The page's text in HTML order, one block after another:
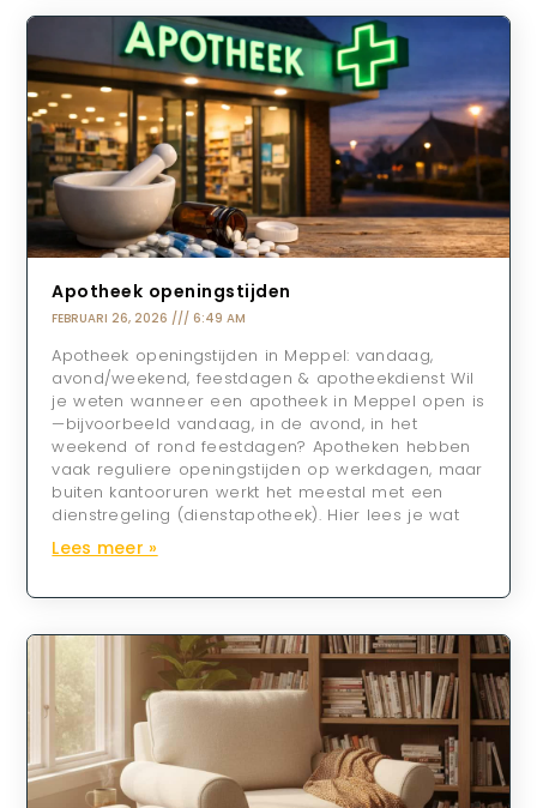
Apotheek openingstijden
FEBRUARI 26, 2026 6:49 AM
Apotheek openingstijden in Meppel: vandaag,
avond/weekend, feestdagen & apotheekdienst Wil
je weten wanneer een apotheek in Meppel open is
—bijvoorbeeld vandaag, in de avond, in het
weekend of rond feestdagen? Apotheken hebben
vaak reguliere openingstijden op werkdagen, maar
buiten kantooruren werkt het meestal met een
dienstregeling (dienstapotheek). Hier lees je wat
Lees meer »